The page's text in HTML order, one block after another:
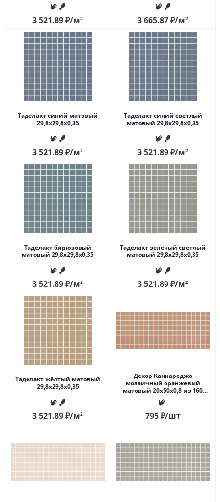
3 521.89₽/м2 3 665.87₽/м2
Таделакт синий матовый
29,8x29,8x0,35
3 521.89₽/м2
Таделакт синий светлый
матовый 29,8x29,8x0,35
3 521.89₽/м2
Таделакт бирюзовый
матовый 29,8x29,8x0,35
3 521.89₽/м2
Таделакт зелёный светлый
матовый 29,8x29,8x0,35
3 521.89₽/м2
Таделакт жёлтый матовый
29,8x29,8x0,35
3 521.89₽/м2
Декор Каннареджо
мозаичный оранжевый
матовый 20x50x0,8 из 160
частей 2,3х2,3
795₽/шт